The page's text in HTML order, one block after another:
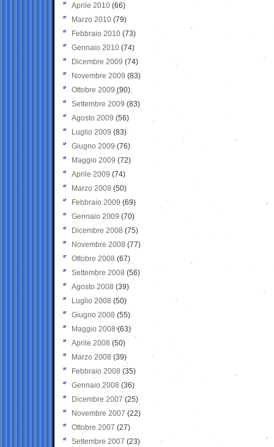
Aprile 2010 (66)
Marzo 2010 (79)
Febbraio 2010 (73)
Gennaio 2010 (74)
Dicembre 2009 (74)
Novembre 2009 (83)
Ottobre 2009 (90)
Settembre 2009 (83)
Agosto 2009 (56)
Luglio 2009 (83)
Giugno 2009 (76)
Maggio 2009 (72)
Aprile 2009 (74)
Marzo 2009 (50)
Febbraio 2009 (69)
Gennaio 2009 (70)
Dicembre 2008 (75)
Novembre 2008 (77)
Ottobre 2008 (67)
Settembre 2008 (56)
Agosto 2008 (39)
Luglio 2008 (50)
Giugno 2008 (55)
Maggio 2008(63)
Aprile 2008 (50)
Marzo 2008 (39)
Febbraio 2008 (35)
Gennaio 2008 (36)
Dicembre 2007 (25)
Novembre 2007 (22)
Ottobre 2007 (27)
Settembre 2007 (23)